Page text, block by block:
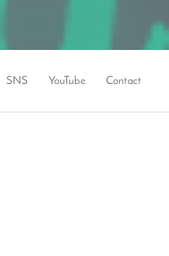
SNS YouTube Contact